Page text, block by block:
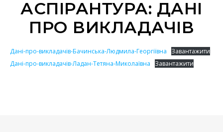
АСПІРАНТУРА: ДАНІ
ПРО ВИКЛАДАЧІВ
Дані-про-викладачів-Бачинська-Людмила-Георгіївна
Завантажити
Дані-про-викладачів-Ладан-Тетяна-Миколаївна
Завантажити